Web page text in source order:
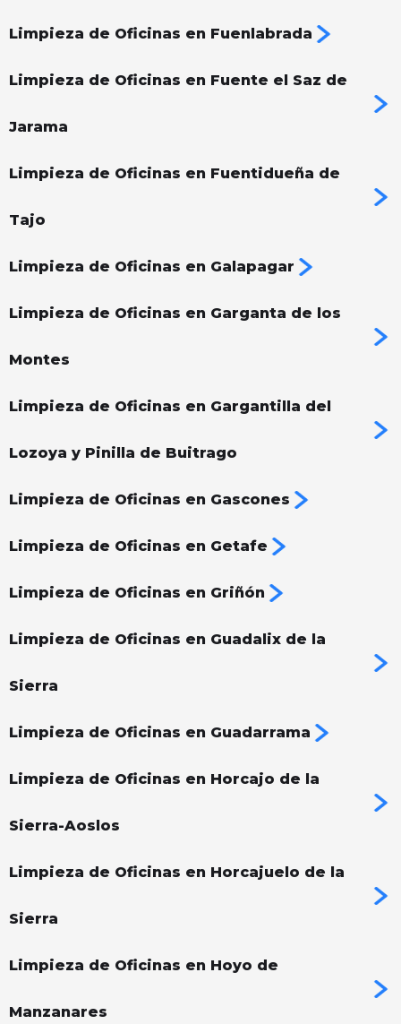
Limpieza de Oficinas en Fuenlabrada
Limpieza de Oficinas en Fuente el Saz de
Jarama
Limpieza de Oficinas en Fuentidueña de
Tajo
Limpieza de Oficinas en Galapagar
Limpieza de Oficinas en Garganta de los
Montes
Limpieza de Oficinas en Gargantilla del
Lozoya y Pinilla de Buitrago
Limpieza de Oficinas en Gascones
Limpieza de Oficinas en Getafe
Limpieza de Oficinas en Griñón
Limpieza de Oficinas en Guadalix de la
Sierra
Limpieza de Oficinas en Guadarrama
Limpieza de Oficinas en Horcajo de la
Sierra-Aoslos
Limpieza de Oficinas en Horcajuelo de la
Sierra
Limpieza de Oficinas en Hoyo de
Manzanares